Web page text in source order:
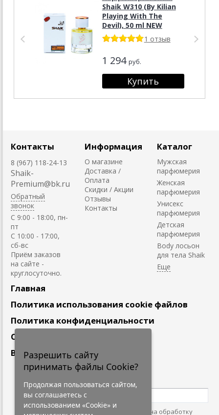
Shaik W310 (By Kilian
Playing With The
Devil), 50 ml NEW
1 отзыв
1 294 руб.
Контакты
8 (967) 118-24-13
Shaik-
Premium@bk.ru
Обратный
звонок
C 9:00 - 18:00, пн-
пт
С 10:00 - 17:00,
сб-вс
Приём заказов
на сайте -
круглосуточно.
Информация
О магазине
Доставка /
Оплата
Скидки / Акции
Отзывы
Контакты
Каталог
Мужская
парфюмерия
Женская
парфюмерия
Унисекс
парфюмерия
Детская
парфюмерия
Body лосьон
для тела Shaik
Главная
Политика использования cookie файлов
Политика конфиденциальности
Сотрудничество
Вакансии
Подпишитесь
Нажимая на кнопку, я даю согласие на обработку
Разрешить сайту
принимать файлы Cookie?
Продолжая пользоваться сайтом,
вы соглашаетесь с
использованием «Cookie» и